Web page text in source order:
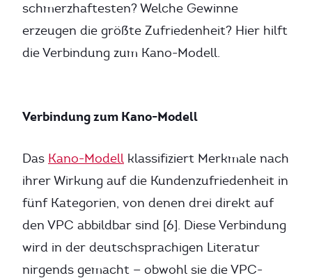
schmerzhaftesten? Welche Gewinne
erzeugen die größte Zufriedenheit? Hier hilft
die Verbindung zum Kano-Modell.
Verbindung zum Kano-Modell
Das Kano-Modell klassifiziert Merkmale nach
ihrer Wirkung auf die Kundenzufriedenheit in
fünf Kategorien, von denen drei direkt auf
den VPC abbildbar sind [6]. Diese Verbindung
wird in der deutschsprachigen Literatur
nirgends gemacht — obwohl sie die VPC-